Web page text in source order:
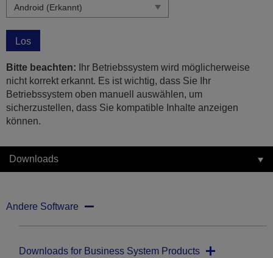
Los
Bitte beachten: Ihr Betriebssystem wird möglicherweise
nicht korrekt erkannt. Es ist wichtig, dass Sie Ihr
Betriebssystem oben manuell auswählen, um
sicherzustellen, dass Sie kompatible Inhalte anzeigen
können.
Downloads
Andere Software
Downloads for Business System Products